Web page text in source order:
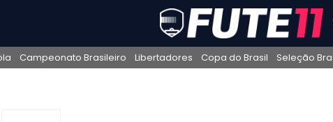
Campeonato Brasileiro Libertadores Copa do Brasil Seleção